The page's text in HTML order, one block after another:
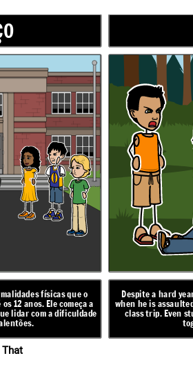
up for him
Auggie come
Principal, Mr. Tushman, congratulates
standing ovation. Auggie says everyone
standing ovation at least once in their
for his
receives a
should get a
lifetime.
That
físicas que o
12 anos. Ele começa a
lidar com a dificuldade
Despite a hard
when he is
class trip. Even